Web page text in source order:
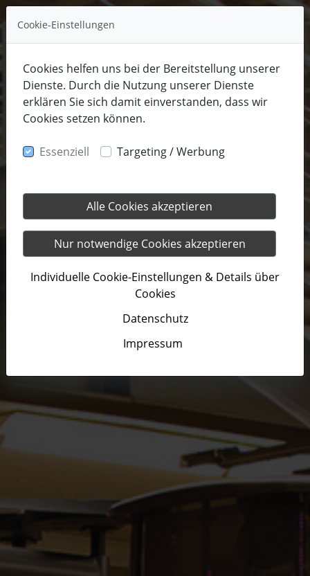
Cookie-Einstellungen
Cookies helfen uns bei der Bereitstellung unserer
Dienste. Durch die Nutzung unserer Dienste
erklären Sie sich damit einverstanden, dass wir
Cookies setzen können.
Essenziell Targeting / Werbung
Alle Cookies akzeptieren
Nur notwendige Cookies akzeptieren
Individuelle Cookie-Einstellungen & Details über
Cookies
Datenschutz
Impressum